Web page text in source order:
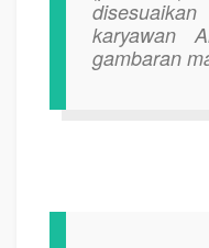
karyawan
gambaran